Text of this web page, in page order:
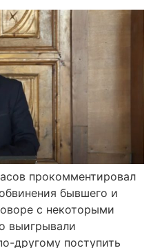
прокомментировал
бывшего и
с некоторыми
выигрывали
другому поступить